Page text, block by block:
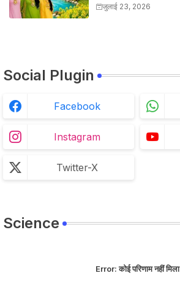
Solutions Index
जुलाई 23, 2026
Social Plugin
Facebook
Instagram
Twitter-X
Science
Error:कोई परिणाम नहीं मिला